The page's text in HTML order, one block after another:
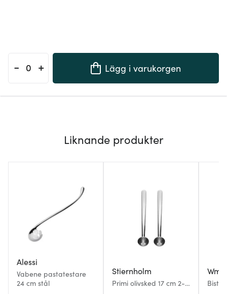
- + Lägg i varukorgen
Liknande produkter
Alessi
Vabene pastatestare
24 cm stål
Stiernholm
Primi olivsked 17 cm 2-
Wmf